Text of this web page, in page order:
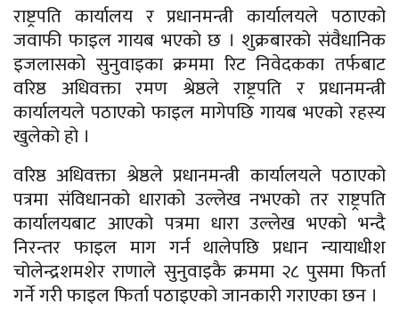
राष्ट्रपति कार्यालय र प्रधानमन्त्री कार्यालयले पठाएको
जवाफी फाइल गायब भएको छ । शुक्रबारको संवैधानिक
इजलासको सुनुवाइका क्रममा रिट निवेदकका तर्फबाट
वरिष्ठ अधिवक्ता रमण श्रेष्ठले राष्ट्रपति र प्रधानमन्त्री
कार्यालयले पठाएको फाइल मागेपछि गायब भएको रहस्य
खुलेको हो ।
वरिष्ठ अधिवक्ता श्रेष्ठले प्रधानमन्त्री कार्यालयले पठाएको
पत्रमा संविधानको धाराको उल्लेख नभएको तर राष्ट्रपति
कार्यालयबाट आएको पत्रमा धारा उल्लेख भएको भन्दै
निरन्तर फाइल माग गर्न थालेपछि प्रधान न्यायाधीश
चोलेन्द्रशमशेर राणाले सुनुवाइकै क्रममा २८ पुसमा फिर्ता
गर्ने गरी फाइल फिर्ता पठाइएको जानकारी गराएका छन ।